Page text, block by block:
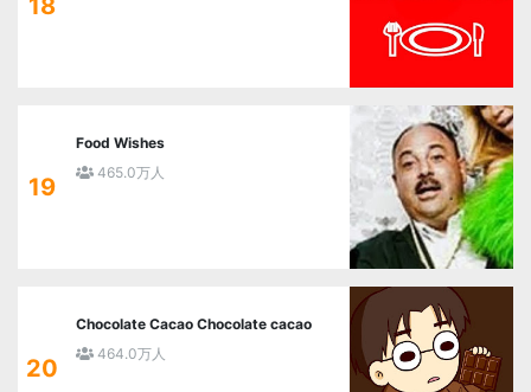
18
19
Food Wishes
465.0万人
20
Chocolate Cacao Chocolate cacao
464.0万人